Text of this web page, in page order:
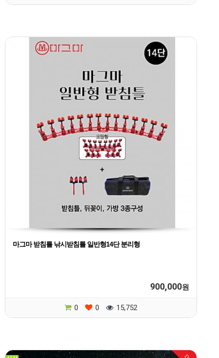
마그마 받침틀 낚시받침틀 일반형14단 분리형
900,000원
0 0 15,752